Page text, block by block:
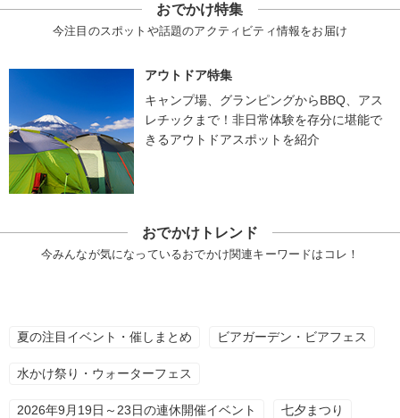
おでかけ特集
今注目のスポットや話題のアクティビティ情報をお届け
アウトドア特集
キャンプ場、グランピングからBBQ、アス
レチックまで！非日常体験を存分に堪能で
きるアウトドアスポットを紹介
おでかけトレンド
今みんなが気になっているおでかけ関連キーワードはコレ！
夏の注目イベント・催しまとめ ビアガーデン・ビアフェス
水かけ祭り・ウォーターフェス
2026年9月19日～23日の連休開催イベント 七夕まつり